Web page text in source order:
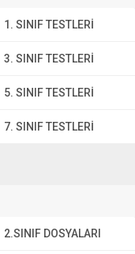
1. SINIF TESTLERI
3. SINIF TESTLERI
5. SINIF TESTLERI
7. SINIF TESTLERI
2.SINIF DOSYALARI